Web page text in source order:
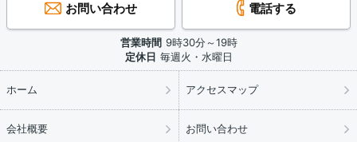
お問い合わせ 電話する
営業時間 9時30分～19時
定休日 毎週火・水曜日
ホーム アクセスマップ
会社概要 お問い合わせ